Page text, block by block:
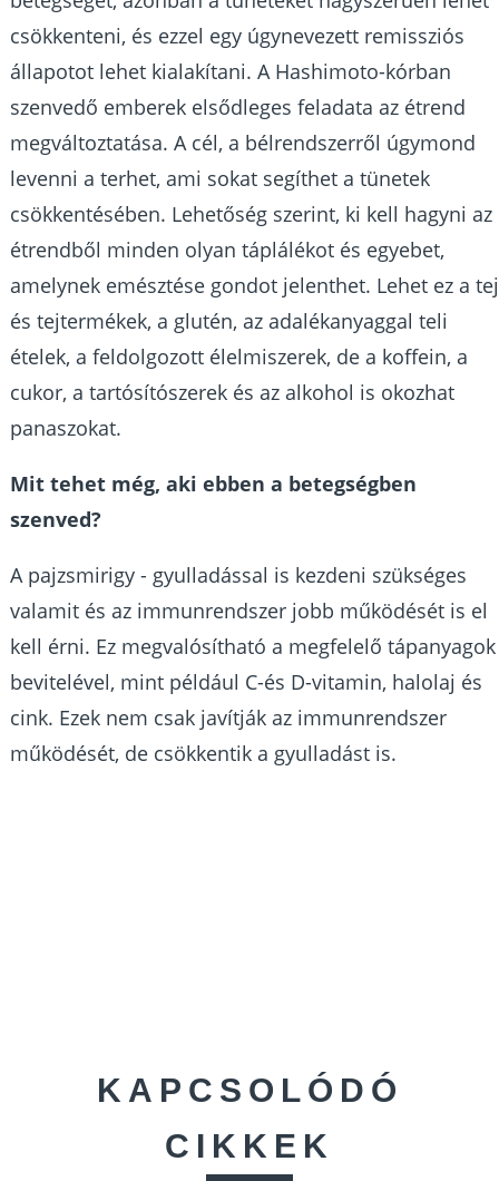
csökkenteni, és ezzel egy úgynevezett remissziós
állapotot lehet kialakítani. A Hashimoto-kórban
szenvedő emberek elsődleges feladata az étrend
megváltoztatása. A cél, a bélrendszerről úgymond
levenni a terhet, ami sokat segíthet a tünetek
csökkentésében. Lehetőség szerint, ki kell hagyni az
étrendből minden olyan táplálékot és egyebet,
amelynek emésztése gondot jelenthet. Lehet ez a tej
és tejtermékek, a glutén, az adalékanyaggal teli
ételek, a feldolgozott élelmiszerek, de a koffein, a
cukor, a tartósítószerek és az alkohol is okozhat
panaszokat.
Mit tehet még, aki ebben a betegségben
szenved?
A pajzsmirigy - gyulladással is kezdeni szükséges
valamit és az immunrendszer jobb működését is el
kell érni. Ez megvalósítható a megfelelő tápanyagok
bevitelével, mint például C-és D-vitamin, halolaj és
cink. Ezek nem csak javítják az immunrendszer
működését, de csökkentik a gyulladást is.
KAPCSOLÓDÓ
CIKKEK